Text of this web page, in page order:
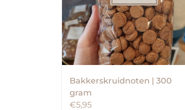
Bakkerskruidnoten | 300
gram
€5,95